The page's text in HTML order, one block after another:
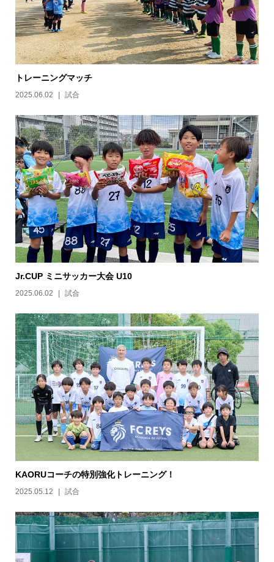
トレーニングマッチ
2025.06.02 試合
Jr.CUP ミニサッカー大会 U10
2025.06.02 試合
KAORUコーチの特別強化トレーニング！
2025.05.12 試合